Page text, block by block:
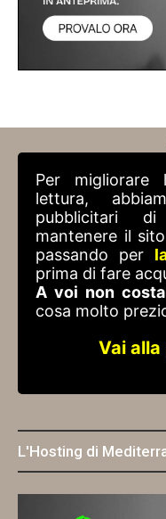
Per migliorare
lettura,
pubblicitari
mantenere il
passando per
prima di fare
A voi non
cosa molto
Vai
L'Hosting di